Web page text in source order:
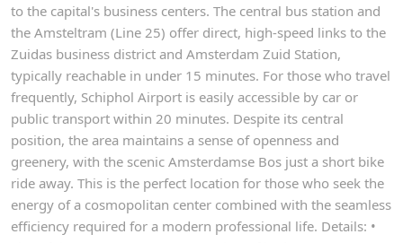
to the capital's business centers. The central bus station and
the Amsteltram (Line 25) offer direct, high-speed links to the
Zuidas business district and Amsterdam Zuid Station,
typically reachable in under 15 minutes. For those who travel
frequently, Schiphol Airport is easily accessible by car or
public transport within 20 minutes. Despite its central
position, the area maintains a sense of openness and
greenery, with the scenic Amsterdamse Bos just a short bike
ride away. This is the perfect location for those who seek the
energy of a cosmopolitan center combined with the seamless
efficiency required for a modern professional life. Details: •